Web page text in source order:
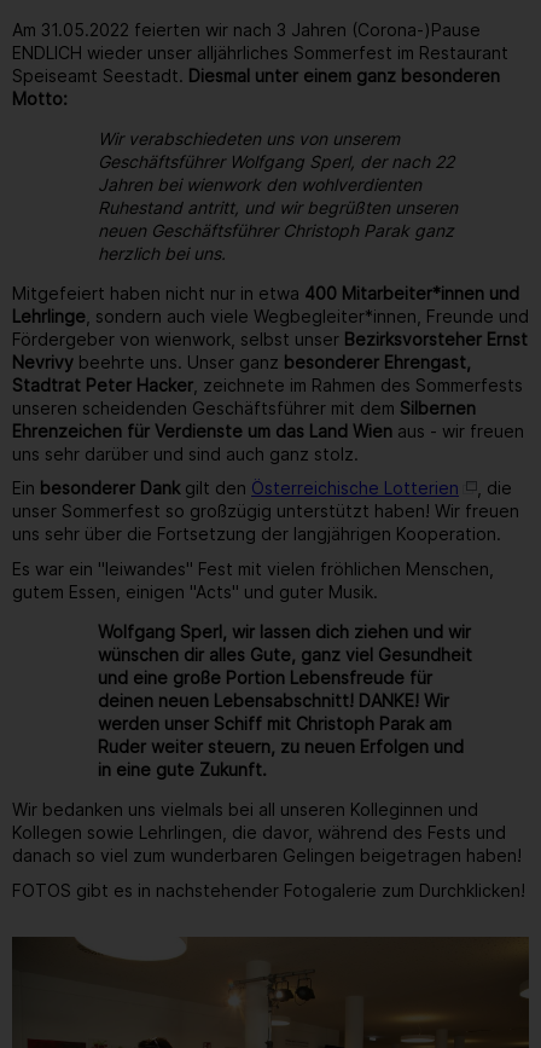
Am 31.05.2022 feierten wir nach 3 Jahren (Corona-)Pause
ENDLICH wieder unser alljährliches Sommerfest im Restaurant
Speiseamt Seestadt. Diesmal unter einem ganz besonderen
Motto:
Wir verabschiedeten uns von unserem
Geschäftsführer Wolfgang Sperl, der nach 22
Jahren bei wienwork den wohlverdienten
Ruhestand antritt, und wir begrüßten unseren
neuen Geschäftsführer Christoph Parak ganz
herzlich bei uns.
Mitgefeiert haben nicht nur in etwa 400 Mitarbeiter*innen und
Lehrlinge , sondern auch viele Wegbegleiter*innen, Freunde und
Fördergeber von wienwork, selbst unser Bezirksvorsteher Ernst
Nevrivy beehrte uns. Unser ganz besonderer Ehrengast,
Stadtrat Peter Hacker , zeichnete im Rahmen des Sommerfests
unseren scheidenden Geschäftsführer mit dem Silbernen
Ehrenzeichen für Verdienste um das Land Wien aus - wir freuen
uns sehr darüber und sind auch ganz stolz.
Ein besonderer Dank gilt den Österreichische Lotterien
, die
unser Sommerfest so großzügig unterstützt haben! Wir freuen
uns sehr über die Fortsetzung der langjährigen Kooperation.
Es war ein "leiwandes" Fest mit vielen fröhlichen Menschen,
gutem Essen, einigen "Acts" und guter Musik.
Wolfgang Sperl, wir lassen dich ziehen und wir
wünschen dir alles Gute, ganz viel Gesundheit
und eine große Portion Lebensfreude für
deinen neuen Lebensabschnitt! DANKE! Wir
werden unser Schiff mit Christoph Parak am
Ruder weiter steuern, zu neuen Erfolgen und
in eine gute Zukunft.
Wir bedanken uns vielmals bei all unseren Kolleginnen und
Kollegen sowie Lehrlingen, die davor, während des Fests und
danach so viel zum wunderbaren Gelingen beigetragen haben!
FOTOS gibt es in nachstehender Fotogalerie zum Durchklicken!
/ 264